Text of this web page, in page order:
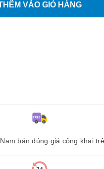
VÀO GIỎ HÀNG
bán đúng giá công khai